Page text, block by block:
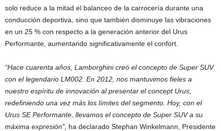
solo reduce a la mitad el balanceo de la carrocería durante una
conducción deportiva, sino que también disminuye las vibraciones
en un 25 % con respecto a la generación anterior del Urus
Performante, aumentando significativamente el confort.
“Hace cuarenta años, Lamborghini creó el concepto de Super SUV
con el legendario LM002. En 2012, nos mantuvimos fieles a
nuestro espíritu de innovación al presentar el concept Urus,
redefiniendo una vez más los límites del segmento. Hoy, con el
Urus SE Performante, llevamos el concepto de Super SUV a su
máxima expresión”, ha declarado Stephan Winkelmann, Presidente